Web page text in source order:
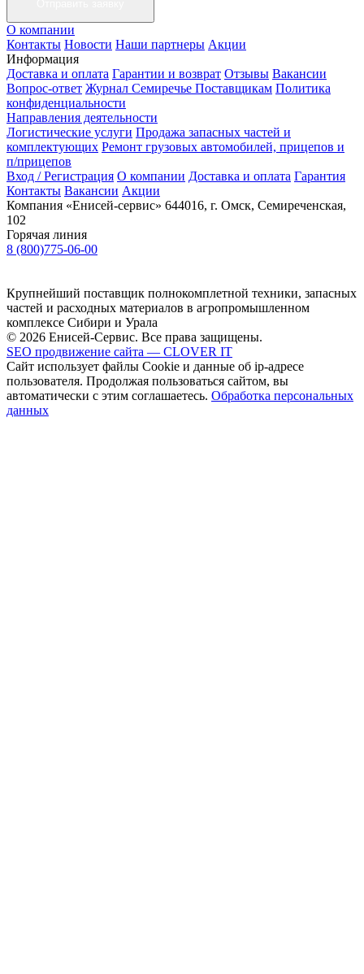
О компании
Контакты Новости Наши партнеры Акции
Информация
Доставка и оплата Гарантии и возврат Отзывы Вакансии
Вопрос-ответ Журнал Семиречье Поставщикам Политика
конфиденциальности
Направления деятельности
Логистические услуги Продажа запасных частей и
комплектующих Ремонт грузовых автомобилей, прицепов и
п/прицепов
Вход / Регистрация О компании Доставка и оплата Гарантия
Контакты Вакансии Акции
Компания «Енисей-сервис» 644016, г. Омск, Семиреченская,
102
Горячая линия
8 (800)775-06-00
Крупнейший поставщик полнокомплетной техники, запасных
частей и расходных материалов в агропромышленном
комплексе Сибири и Урала
© 2026 Енисей-Сервис. Все права защищены.
SEO продвижение сайта — CLOVER IT
Сайт использует файлы Cookie и данные об ip-адресе
пользователя. Продолжая пользоваться сайтом, вы
автоматически с этим соглашаетесь. Обработка персональных
данных